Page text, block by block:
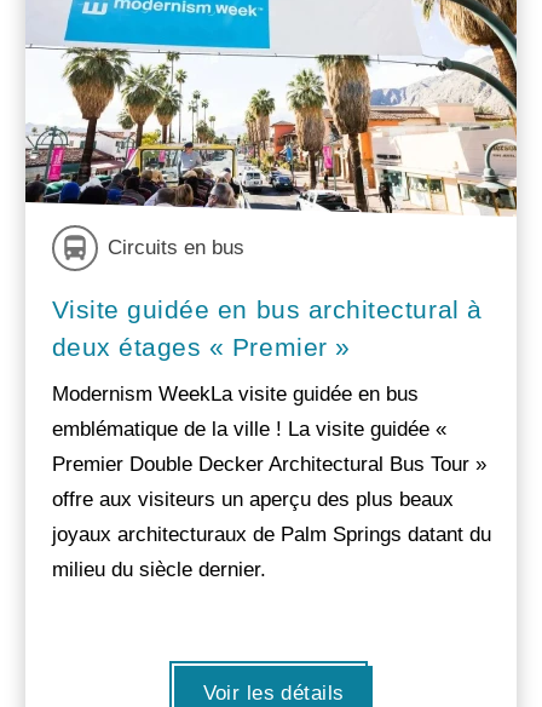
Circuits en bus
Visite guidée en bus architectural à
deux étages « Premier »
Modernism WeekLa visite guidée en bus
emblématique de la ville ! La visite guidée «
Premier Double Decker Architectural Bus Tour »
offre aux visiteurs un aperçu des plus beaux
joyaux architecturaux de Palm Springs datant du
milieu du siècle dernier.
Voir les détails